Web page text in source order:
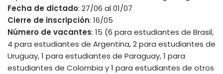
Fecha de dictado: 27/06 al 01/07
Cierre de inscripción: 16/05
Número de vacantes: 15 (6 para estudiantes de Brasil,
4 para estudiantes de Argentina, 2 para estudiantes de
Uruguay, 1 para estudiantes de Paraguay, 1 para
estudiantes de Colombia y 1 para estudiantes de otros